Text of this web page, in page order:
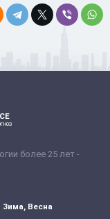
более 25 лет -
Зима, Весна